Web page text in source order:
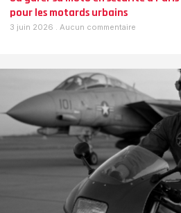
pour les motards urbains
3 juin 2026 Aucun commentaire